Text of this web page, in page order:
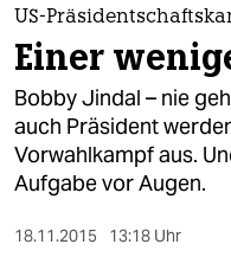
themen
politik
öko
gesellschaft
kultur
US-
Einer
Bobby Jindal – nie
auch Präsident
Vorwahlkampf aus.
Aufgabe vor Augen.
18.11.2015 13:18 Uhr